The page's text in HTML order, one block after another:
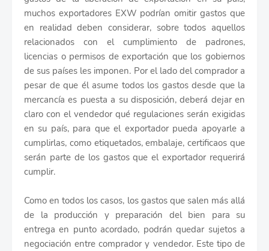
muchos exportadores EXW podrían omitir gastos que
en realidad deben considerar, sobre todos aquellos
relacionados con el cumplimiento de padrones,
licencias o permisos de exportación que los gobiernos
de sus países les imponen. Por el lado del comprador a
pesar de que él asume todos los gastos desde que la
mercancía es puesta a su disposición, deberá dejar en
claro con el vendedor qué regulaciones serán exigidas
en su país, para que el exportador pueda apoyarle a
cumplirlas, como etiquetados, embalaje, certificaos que
serán parte de los gastos que el exportador requerirá
cumplir.
Como en todos los casos, los gastos que salen más allá
de la producción y preparación del bien para su
entrega en punto acordado, podrán quedar sujetos a
negociación entre comprador y vendedor. Este tipo de